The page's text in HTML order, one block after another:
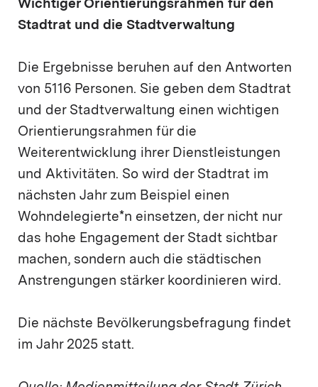
Wichtiger Orientierungsrahmen für den
Stadtrat und die Stadtverwaltung
Die Ergebnisse beruhen auf den Antworten
von 5116 Personen. Sie geben dem Stadtrat
und der Stadtverwaltung einen wichtigen
Orientierungsrahmen für die
Weiterentwicklung ihrer Dienstleistungen
und Aktivitäten. So wird der Stadtrat im
nächsten Jahr zum Beispiel einen
Wohndelegierte*n einsetzen, der nicht nur
das hohe Engagement der Stadt sichtbar
machen, sondern auch die städtischen
Anstrengungen stärker koordinieren wird.
Die nächste Bevölkerungsbefragung findet
im Jahr 2025 statt.